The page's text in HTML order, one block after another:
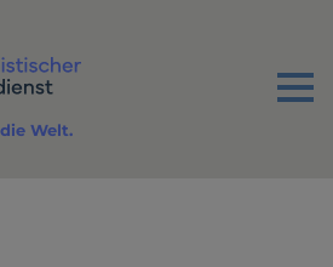
Menu
Welt.